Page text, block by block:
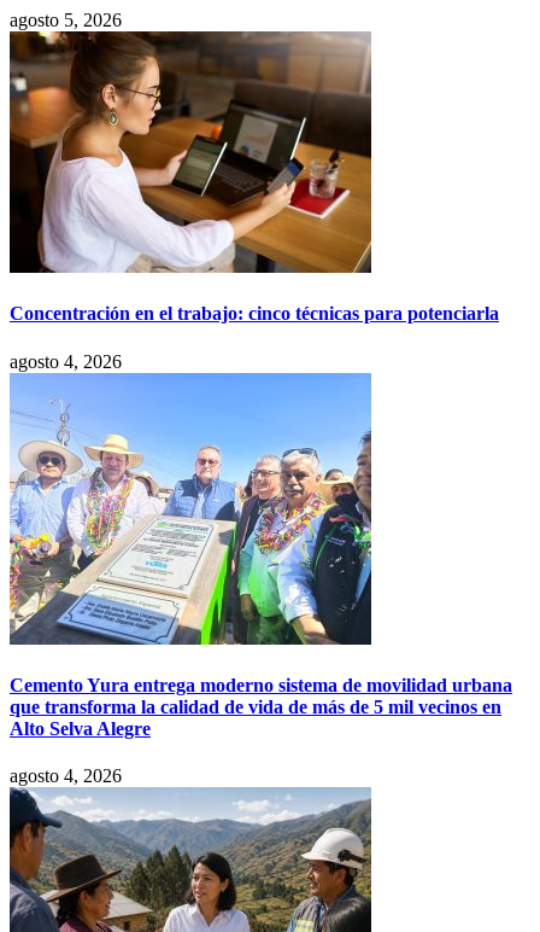
agosto 5, 2026
Concentración en el trabajo: cinco técnicas para potenciarla
agosto 4, 2026
Cemento Yura entrega moderno sistema de movilidad urbana
que transforma la calidad de vida de más de 5 mil vecinos en
Alto Selva Alegre
agosto 4, 2026